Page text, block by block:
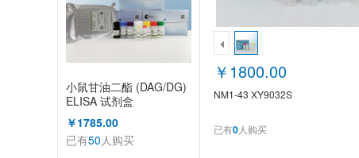
小鼠甘油二酯 (DAG/DG)
ELISA 试剂盒
￥1785.00
已有50人购买
￥1800.00
NM1-43 XY9032S
已有0人购买